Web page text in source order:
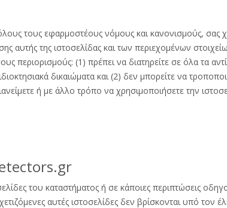
τους εφαρμοστέους νόμους και κανονισμούς, σας
της ιστοσελίδας και των περιεχομένων
περιορισμούς: (1) πρέπει να διατηρείτε σε όλα τα
δικαιώματα και (2) δεν μπορείτε να
ή με άλλο τρόπο να χρησιμοποιήσετε την
του καταστήματος ή σε κάποιες περιπτώσεις
αυτές ιστοσελίδες δεν βρίσκονται υπό τον